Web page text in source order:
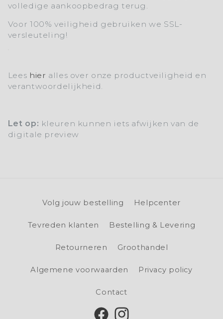
volledige aankoopbedrag terug.
Voor 100% veiligheid gebruiken we SSL-
versleuteling!
Lees hier alles over onze productveiligheid en
verantwoordelijkheid.
Let op: kleuren kunnen iets afwijken van de
digitale preview
Volg jouw bestelling Helpcenter
Tevreden klanten Bestelling & Levering
Retourneren Groothandel
Algemene voorwaarden Privacy policy
Contact